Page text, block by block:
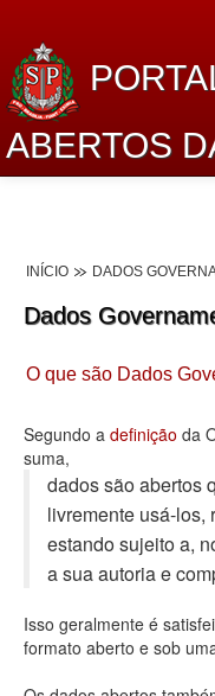
ABERTOS
Lei de Acesso à
Dados
Planejamento
Catálogo de dados
Processo Legislativo
Deputados Estaduais
Administração
Legislação
INÍCIO DADOS
Dados
O que são Dados
Segundo a definição da
suma,
dados são abertos
livremente usá-los,
estando sujeito a,
a sua autoria e
Isso geralmente é
formato aberto e sob